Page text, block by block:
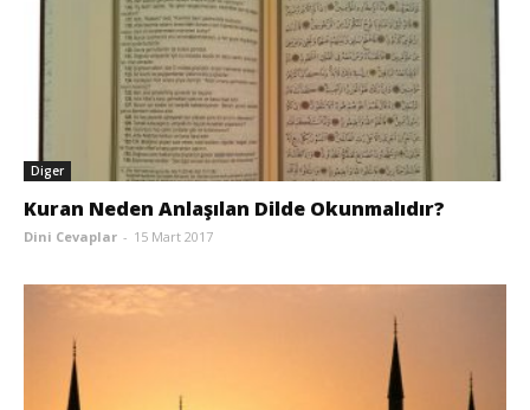
Diger
Kuran Neden Anlaşılan Dilde Okunmalıdır?
Dini Cevaplar - 15 Mart 2017